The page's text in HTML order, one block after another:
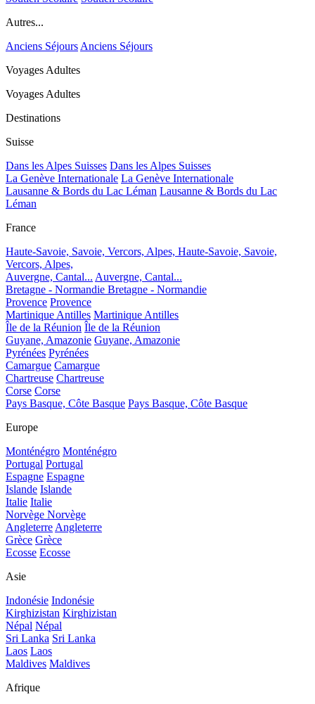
Autres...
Anciens Séjours Anciens Séjours
Voyages Adultes
Voyages Adultes
Destinations
Suisse
Dans les Alpes Suisses Dans les Alpes Suisses
La Genève Internationale La Genève Internationale
Lausanne & Bords du Lac Léman Lausanne & Bords du Lac
Léman
France
Haute-Savoie, Savoie, Vercors, Alpes, Haute-Savoie, Savoie,
Vercors, Alpes,
Auvergne, Cantal... Auvergne, Cantal...
Bretagne - Normandie Bretagne - Normandie
Provence Provence
Martinique Antilles Martinique Antilles
Île de la Réunion Île de la Réunion
Guyane, Amazonie Guyane, Amazonie
Pyrénées Pyrénées
Camargue Camargue
Chartreuse Chartreuse
Corse Corse
Pays Basque, Côte Basque Pays Basque, Côte Basque
Europe
Monténégro Monténégro
Portugal Portugal
Espagne Espagne
Islande Islande
Italie Italie
Norvège Norvège
Angleterre Angleterre
Grèce Grèce
Ecosse Ecosse
Asie
Indonésie Indonésie
Kirghizistan Kirghizistan
Népal Népal
Sri Lanka Sri Lanka
Laos Laos
Maldives Maldives
Afrique